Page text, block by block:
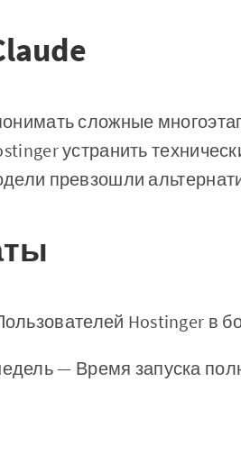
сложные
устранить
превзошли
Hostinger в
— Время запуска